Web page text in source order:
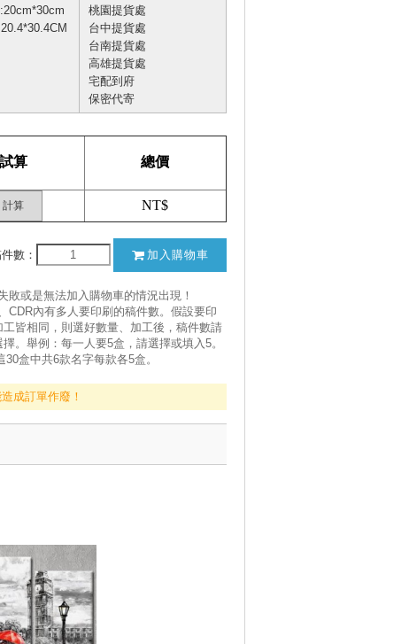
桃園提貨處
台中提貨處
台南提貨處
高雄提貨處
宅配到府
保密代寄
試算 總價
計算 NT$
數： 加入購物車
或是無法加入購物車的情況出現！
CDR內有多人要印刷的稿件數。假設要印
皆相同，則選好數量、加工後，稿件數請
。舉例：每一人要5盒，請選擇或填入5。
盒中共6款名字每款各5盒。
成訂單作廢！